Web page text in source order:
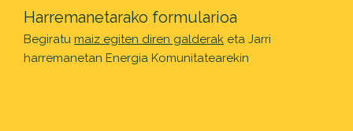
Harremanetarako formularioa
Begiratu maiz egiten diren galderak eta Jarri
harremanetan Energia Komunitatearekin